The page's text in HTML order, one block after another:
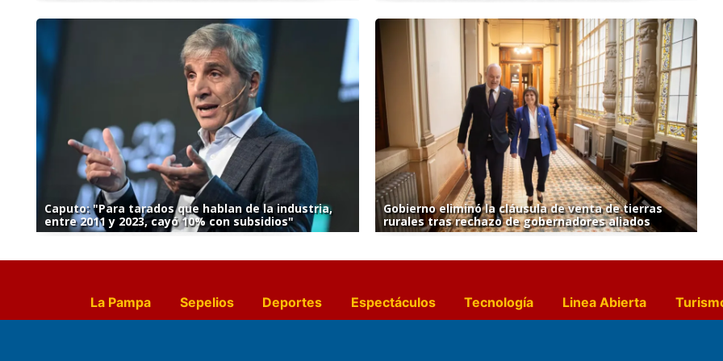
Caputo: "Para tarados que hablan de la industria,
entre 2011 y 2023, cayó 10% con subsidios"
Gobierno eliminó la cláusula de venta de tierras
rurales tras rechazo de gobernadores aliados
La Pampa Sepelios Deportes Espectáculos Tecnología Linea Abierta